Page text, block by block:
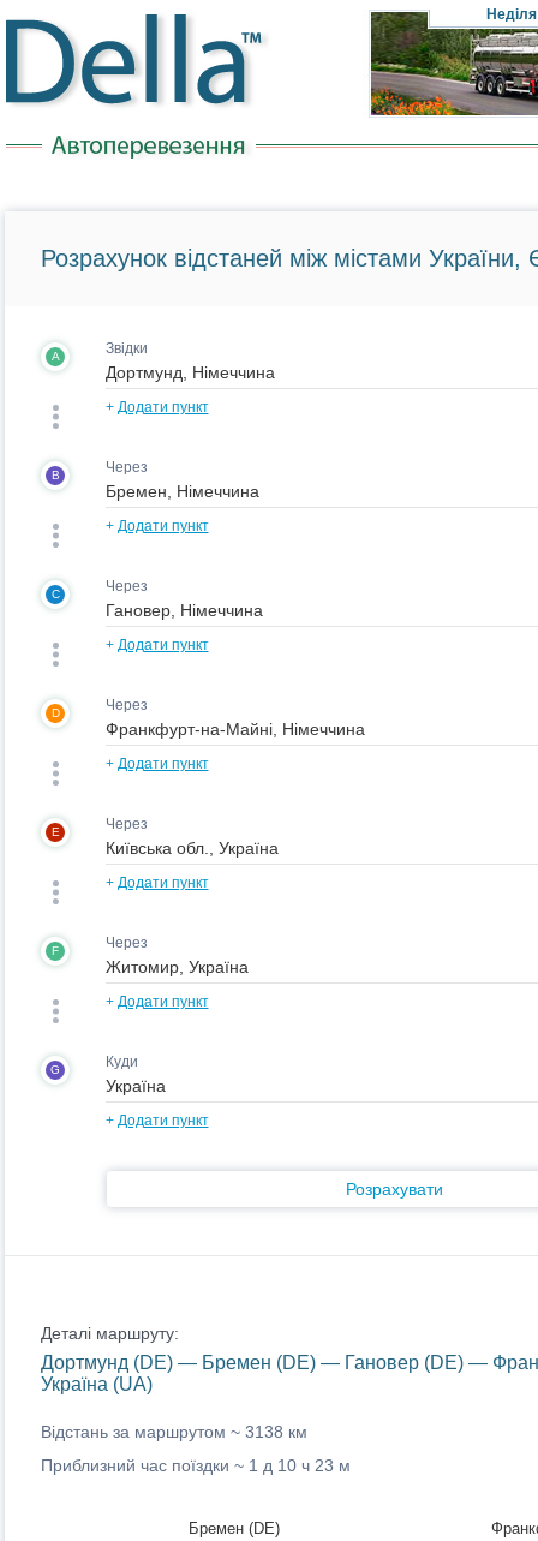
Неділя
Розрахунок відстаней між містами України,
A Звідки
+ Додати пункт
B Через
+ Додати пункт
C Через
+ Додати пункт
D Через
+ Додати пункт
E Через
+ Додати пункт
F Через
+ Додати пункт
G Куди
+ Додати пункт
Розрахувати
Деталі маршруту:
Дортмунд (DE) — Бремен (DE) — Гановер (DE) —
Україна (UA)
Відстань за маршрутом ~ 3138 км
Приблизний час поїздки ~ 1 д 10 ч 23 м
Бремен (DE)